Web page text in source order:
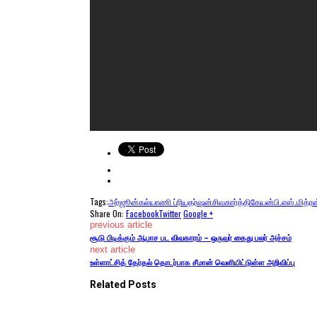
Tags:அர்ஜூன்கல்யாணி ப்ரியதர்ஷன்சிவகார்த்திகேயன்
Share On: FacebookTwitterGoogle +
previous article
சூடு பிடிக்கும் ஆபாச பட விவகாரம் – ஒருவர் கைது பலர் அச்சம்
next article
உள்ளாட்சித் தேர்தல் தொடர்பாக சீமான் வெளியிட்டுள்ள அறிவிப்பு
Related Posts